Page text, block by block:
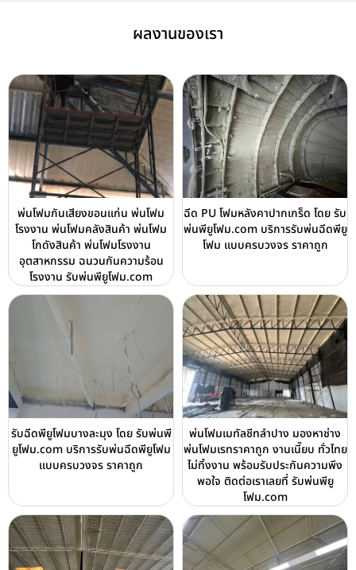
ผลงานของเรา
พ่นโฟมกันเสียงขอนแก่น พ่นโฟม
โรงงาน พ่นโฟมคลังสินค้า พ่นโฟม
โกดังสินค้า พ่นโฟมโรงงาน
อุตสาหกรรม ฉนวนกันความร้อน
โรงงาน รับพ่นพียูโฟม.com
ฉีด PU โฟมหลังคาปากเกร็ด โดย รับ
พ่นพียูโฟม.com บริการรับพ่นฉีดพียู
โฟม แบบครบวงจร ราคาถูก
รับฉีดพียูโฟมบางละมุง โดย รับพ่นพี
ยูโฟม.com บริการรับพ่นฉีดพียูโฟม
แบบครบวงจร ราคาถูก
พ่นโฟมเมทัลชีทลำปาง มองหาช่าง
พ่นโฟมเรทราคาถูก งานเนี๊ยบ ทั่วไทย
ไม่ทิ้งงาน พร้อมรับประกันความพึง
พอใจ ติดต่อเราเลยที่ รับพ่นพียู
โฟม.com